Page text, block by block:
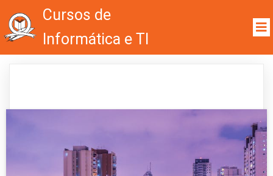
Cursos de
Informática e TI